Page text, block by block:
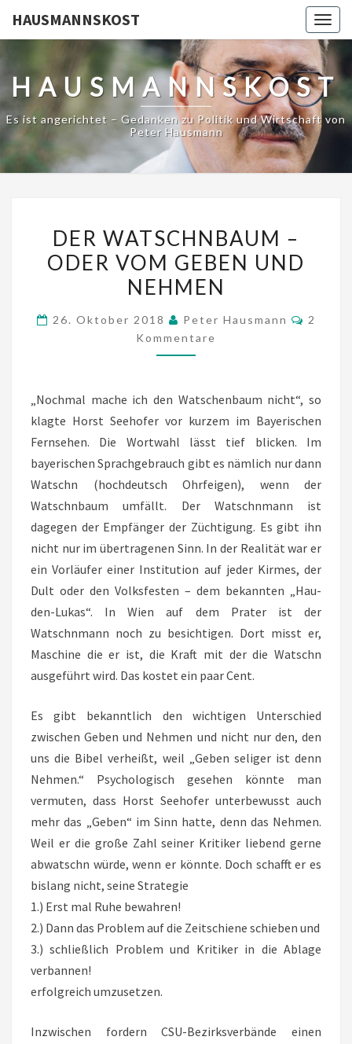
HAUSMANNSKOST
HAUSMANNSKOST
Es ist angerichtet – Gedanken zu Politik und Wirtschaft von
Peter Hausmann
WATSCHNBAUM
–
ODER
GEBEN
DER WATSCHNBAUM –
ODER VOM GEBEN UND
NEHMEN
26. Oktober 2018 Peter Hausmann
2
Kommentare
„Nochmal mache ich den Watschenbaum nicht“, so
klagte Horst Seehofer vor kurzem im Bayerischen
Fernsehen. Die Wortwahl lässt tief blicken. Im
bayerischen Sprachgebrauch gibt es nämlich nur dann
Watschn (hochdeutsch Ohrfeigen), wenn der
Watschnbaum umfällt. Der Watschnmann ist
dagegen der Empfänger der Züchtigung. Es gibt ihn
nicht nur im übertragenen Sinn. In der Realität war er
ein Vorläufer einer Institution auf jeder Kirmes, der
Dult oder den Volksfesten – dem bekannten „Hau-
den-Lukas“. In Wien auf dem Prater ist der
Watschnmann noch zu besichtigen. Dort misst er,
Maschine die er ist, die Kraft mit der die Watschn
ausgeführt wird. Das kostet ein paar Cent.
Es gibt bekanntlich den wichtigen Unterschied
zwischen Geben und Nehmen und nicht nur den, den
uns die Bibel verheißt, weil „Geben seliger ist denn
Nehmen.“ Psychologisch gesehen könnte man
vermuten, dass Horst Seehofer unterbewusst auch
mehr das „Geben“ im Sinn hatte, denn das Nehmen.
Weil er die große Zahl seiner Kritiker liebend gerne
abwatschn würde, wenn er könnte. Doch schafft er es
bislang nicht, seine Strategie
1.) Erst mal Ruhe bewahren!
2.) Dann das Problem auf die Zeitschiene schieben und
3.) schließlich Problem und Kritiker in die Ablage
verbannen!
erfolgreich umzusetzen.
Inzwischen fordern CSU-Bezirksverbände einen